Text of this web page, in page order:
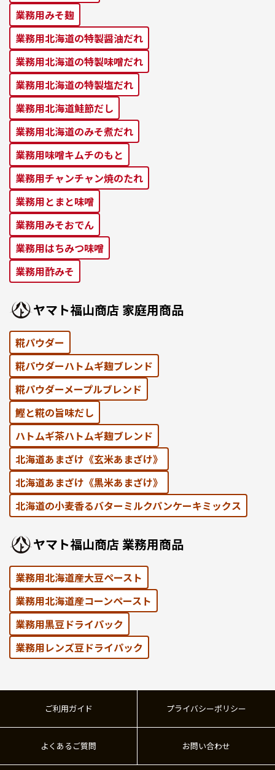
業務⽤みそ麹
業務⽤北海道の特製醤油だれ
業務⽤北海道の特製味噌だれ
業務⽤北海道の特製塩だれ
業務⽤北海道鮭節だし
業務⽤北海道のみそ煮だれ
業務⽤味噌キムチのもと
業務⽤チャンチャン焼のたれ
業務⽤とまと味噌
業務⽤みそおでん
業務用はちみつ味噌
業務用酢みそ
ヤマト福⼭商店 家庭⽤商品
糀パウダー
糀パウダーハトムギ麹ブレンド
糀パウダーメープルブレンド
鰹と糀の旨味だし
ハトムギ茶ハトムギ麹ブレンド
北海道あまざけ《⽞⽶あまざけ》
北海道あまざけ《黒⽶あまざけ》
北海道の⼩⻨⾹るバターミルクパンケーキミックス
ヤマト福⼭商店 業務⽤商品
業務用北海道産大豆ペースト
業務用北海道産コーンペースト
業務⽤黒⾖ドライパック
業務⽤レンズ⾖ドライパック
ご利用ガイド プライバシーポリシー
よくあるご質問 お問い合わせ